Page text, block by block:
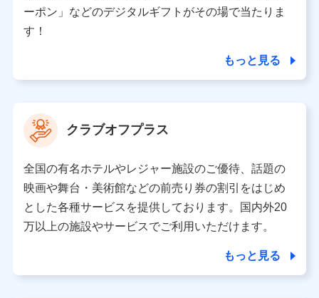
個人情報の第三者提供について
当社は利用目的の達成に必要な範囲内において個人情報
の取り扱いの全部または一部を委託する場合がありま
す。
個人データの共同利用
当社は株式会社NTTドコモとの間で、以下のとおり個
人データを共同利用します。
ーポン」などのデジタルギフトがその場で当たりま
す！
もっと見る
クラブオフプラス
全国の有名ホテルやレジャー施設のご優待、話題の
映画や舞台・美術館などの前売り券の割引をはじめ
とした各種サービスを提供しております。国内外20
万以上の施設やサービスでご利用いただけます。
もっと見る